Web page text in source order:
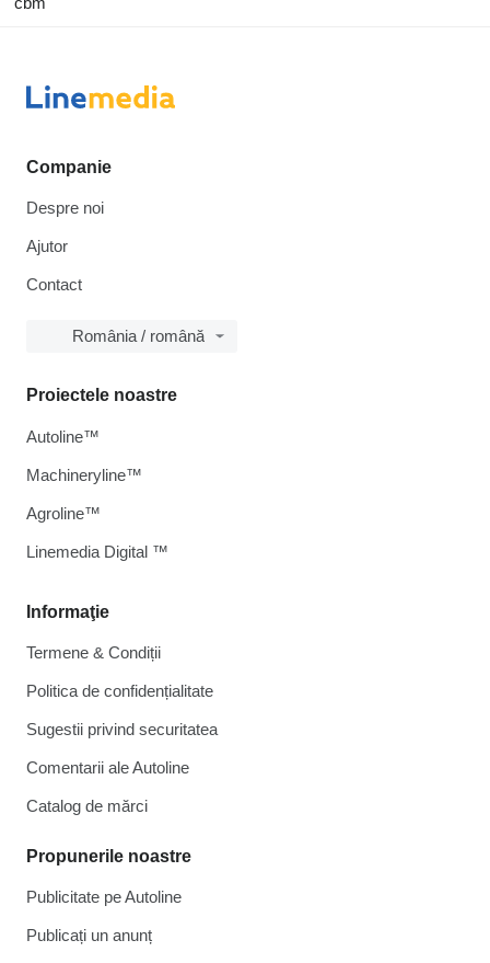
Companie
Despre noi
Ajutor
Contact
România / română
Informaţie
Termene & Condiții
Politica de confidențialitate
Sugestii privind securitatea
Comentarii ale Autoline
Catalog de mărcі
Propunerile noastre
Publicitate pe Autoline
Publicați un anunț
Proiectele noastre
Autoline™
Machineryline™
Agroline™
Linemedia Digital ™